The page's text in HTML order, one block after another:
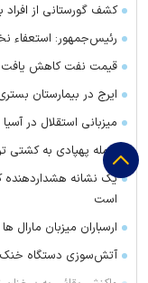
کشف گورستانی از افراد
رئیس‌جمهور: استعفاء
قیمت نفت کاهش یافت
ایرج در بیمارستان
میزبانی استقلال در
حمله پهپادی به کشتی
یک نشانه
است
ارسباران میزبان مارال ها
آتش‌سوزی دستگاه